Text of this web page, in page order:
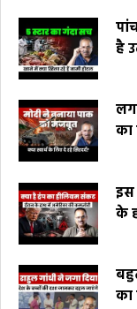
है
का
इस
के
का